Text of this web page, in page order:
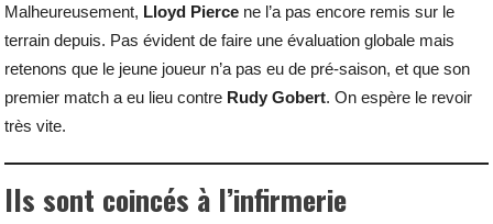
Malheureusement, Lloyd Pierce ne l’a pas encore remis sur le
terrain depuis. Pas évident de faire une évaluation globale mais
retenons que le jeune joueur n’a pas eu de pré-saison, et que son
premier match a eu lieu contre Rudy Gobert. On espère le revoir
très vite.
Ils sont coincés à l’infirmerie